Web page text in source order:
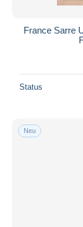
France Sarre
Status
Neu